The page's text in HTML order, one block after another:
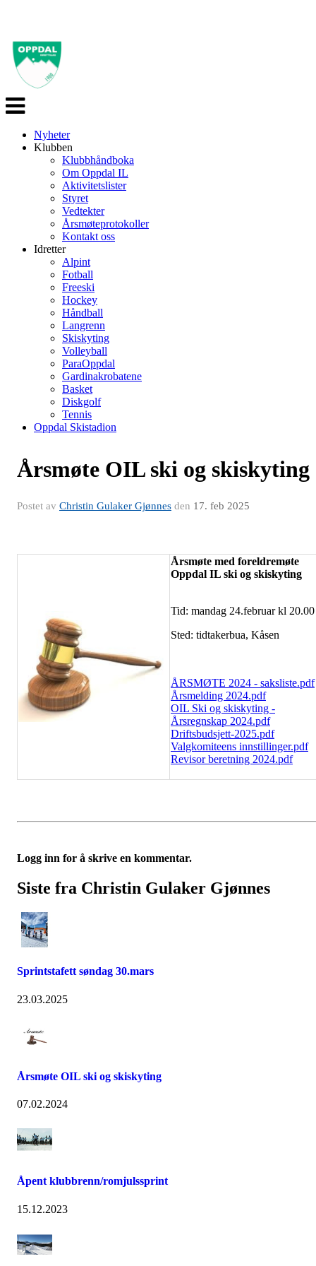
Veksle
navigasjon
Nyheter
Klubben
Klubbhåndboka
Om Oppdal IL
Aktivitetslister
Styret
Vedtekter
Årsmøteprotokoller
Kontakt oss
Idretter
Alpint
Fotball
Freeski
Hockey
Håndball
Langrenn
Skiskyting
Volleyball
ParaOppdal
Gardinakrobatene
Basket
Diskgolf
Tennis
Oppdal Skistadion
Årsmøte OIL ski og skiskyting
Postet av Christin Gulaker Gjønnes den 17. feb 2025
Årsmøte med foreldremøte
Oppdal IL ski og skiskyting
Tid: mandag 24.februar kl 20.00
Sted: tidtakerbua, Kåsen
ÅRSMØTE 2024 - saksliste.pdf
Årsmelding 2024.pdf
OIL Ski og skiskyting -
Årsregnskap 2024.pdf
Driftsbudsjett-2025.pdf
Valgkomiteens innstillinger.pdf
Revisor beretning 2024.pdf
Logg inn for å skrive en kommentar.
Siste fra Christin Gulaker Gjønnes
Sprintstafett søndag 30.mars
23.03.2025
Årsmøte OIL ski og skiskyting
07.02.2024
Åpent klubbrenn/romjulssprint
15.12.2023